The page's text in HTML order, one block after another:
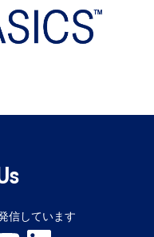
信しています